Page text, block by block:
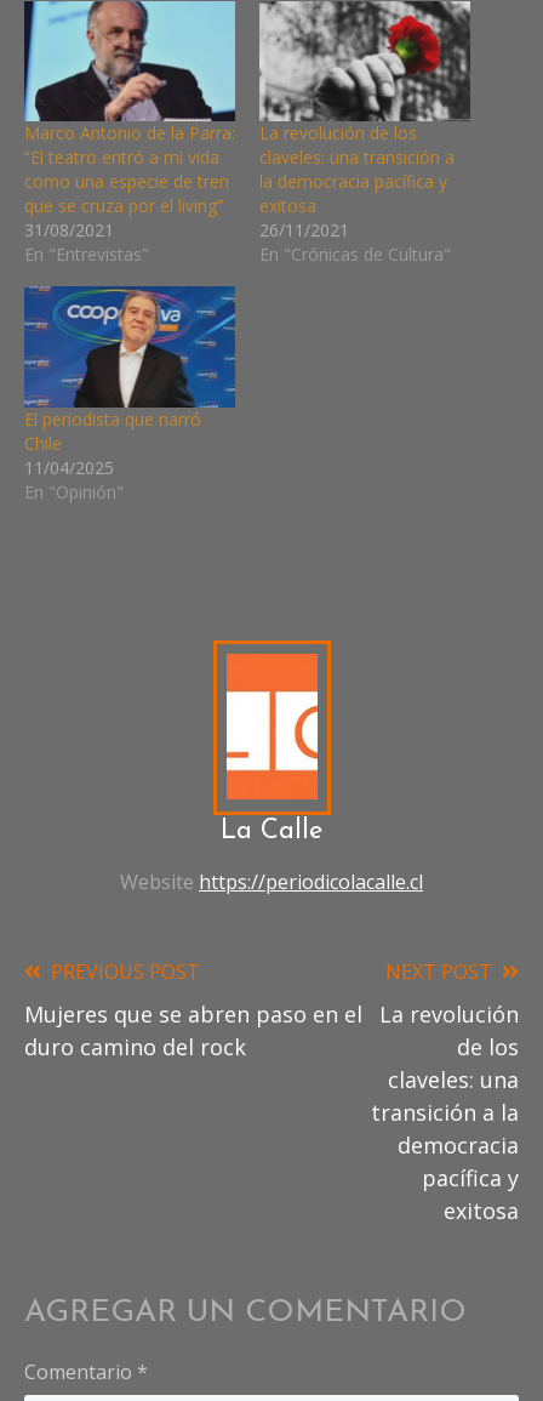
Marco Antonio de la Parra:
“El teatro entró a mi vida
como una especie de tren
que se cruza por el living”
31/08/2021
En "Entrevistas"
La revolución de los
claveles: una transición a
la democracia pacífica y
exitosa
26/11/2021
En "Crónicas de Cultura"
El periodista que narró
Chile
11/04/2025
En "Opinión"
La Calle
Website https://periodicolacalle.cl
Read
more
PREVIOUS POST
Mujeres que se abren paso en el
duro camino del rock
NEXT POST
La revolución
de los
claveles: una
transición a la
democracia
pacífica y
exitosa
AGREGAR UN COMENTARIO
Comentario *